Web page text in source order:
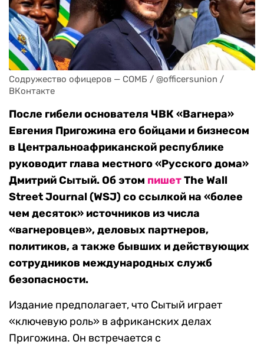
Содружество офицеров — СОМБ / @officersunion /
ВКонтакте
После гибели основателя ЧВК «Вагнера»
Евгения Пригожина его бойцами и бизнесом
в Центральноафриканской республике
руководит глава местного «Русского дома»
Дмитрий Сытый. Об этом пишетThe Wall
Street Journal (WSJ) со ссылкой на «более
чем десяток» источников из числа
«вагнеровцев», деловых партнеров,
политиков, а также бывших и действующих
сотрудников международных служб
безопасности.
Издание предполагает, что Сытый играет
«ключевую роль» в африканских делах
Пригожина. Он встречается с